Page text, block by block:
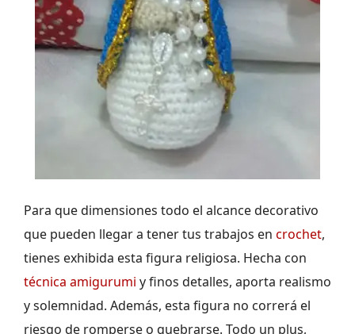
Para que dimensiones todo el alcance decorativo
que pueden llegar a tener tus trabajos en crochet,
tienes exhibida esta figura religiosa. Hecha con
técnica amigurumi y finos detalles, aporta realismo
y solemnidad. Además, esta figura no correrá el
riesgo de romperse o quebrarse. Todo un plus,